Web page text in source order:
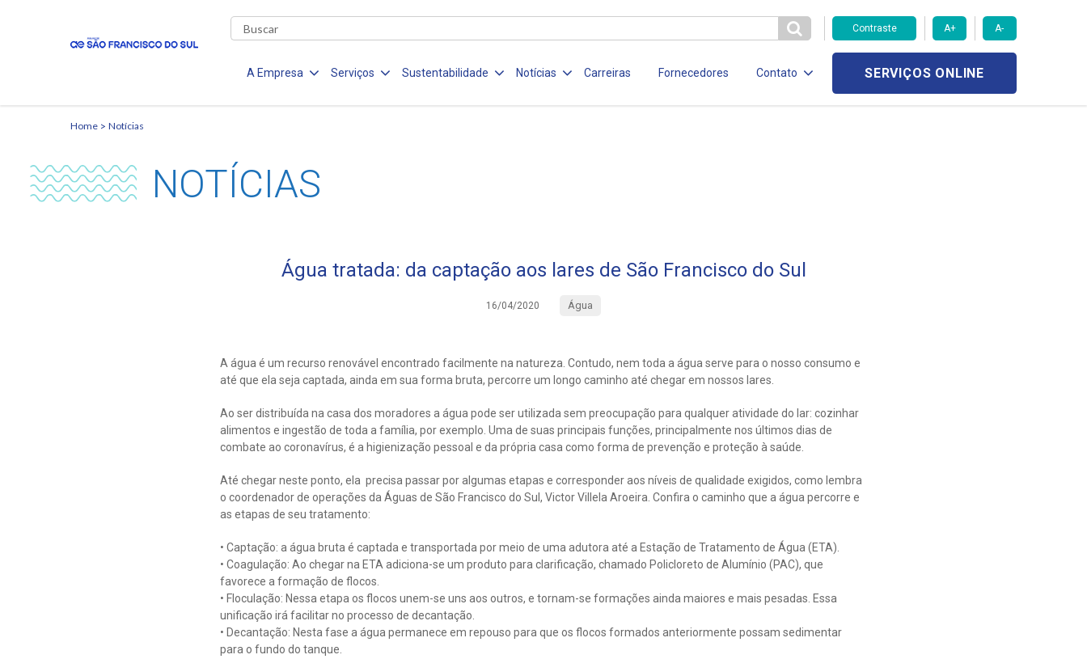
Contraste A+ A-
A Empresa Serviços Sustentabilidade Notícias Carreiras Fornecedores Contato SERVIÇOS ONLINE
Home Notícias
NOTÍCIAS
Água tratada: da captação aos lares de São Francisco do Sul
16/04/2020 Água
A água é um recurso renovável encontrado facilmente na natureza. Contudo, nem toda a água serve para o nosso consumo e
até que ela seja captada, ainda em sua forma bruta, percorre um longo caminho até chegar em nossos lares.
Ao ser distribuída na casa dos moradores a água pode ser utilizada sem preocupação para qualquer atividade do lar: cozinhar
alimentos e ingestão de toda a família, por exemplo. Uma de suas principais funções, principalmente nos últimos dias de
combate ao coronavírus, é a higienização pessoal e da própria casa como forma de prevenção e proteção à saúde.
Até chegar neste ponto, ela precisa passar por algumas etapas e corresponder aos níveis de qualidade exigidos, como lembra
o coordenador de operações da Águas de São Francisco do Sul, Victor Villela Aroeira. Confira o caminho que a água percorre e
as etapas de seu tratamento:
• Captação: a água bruta é captada e transportada por meio de uma adutora até a Estação de Tratamento de Água (ETA).
• Coagulação: Ao chegar na ETA adiciona-se um produto para clarificação, chamado Policloreto de Alumínio (PAC), que
favorece a formação de flocos.
• Floculação: Nessa etapa os flocos unem-se uns aos outros, e tornam-se formações ainda maiores e mais pesadas. Essa
unificação irá facilitar no processo de decantação.
• Decantação: Nesta fase a água permanece em repouso para que os flocos formados anteriormente possam sedimentar
para o fundo do tanque.